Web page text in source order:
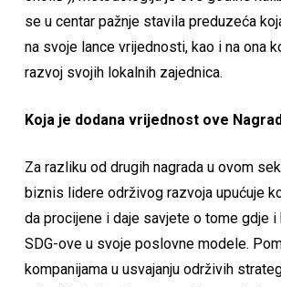
se u centar pažnje stavila preduzeća
na svoje lance vrijednosti, kao i na ona
razvoj svojih lokalnih zajednica.
Koja je dodana vrijednost ove
Za razliku od drugih nagrada u ovom
biznis lidere održivog razvoja upućuje
da procijene i daje savjete o tome gdje
SDG-ove u svoje poslovne modele.
kompanijama u usvajanju održivih